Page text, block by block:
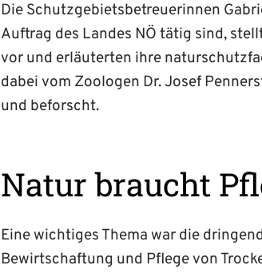
Die Schutzgebietsbetreuerinnen
Auftrag des Landes NÖ tätig sind,
vor und erläuterten ihre
dabei vom Zoologen Dr. Josef
und beforscht.
Natur braucht
Eine wichtiges Thema war die
Bewirtschaftung und Pflege von